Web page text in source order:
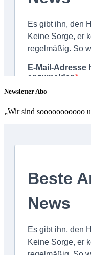
Newsletter Abo
„Wir sind sooooooooooo